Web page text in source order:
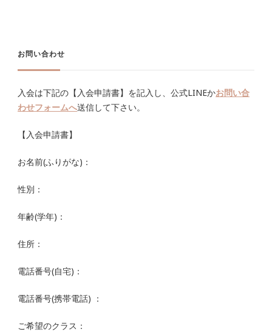
お問い合わせ
入会は下記の【入会申請書】を記入し、公式LINEかお問い合
わせフォームへ送信して下さい。
【入会申請書】
お名前(ふりがな)：
性別：
年齢(学年)：
住所：
電話番号(自宅)：
電話番号(携帯電話) ：
ご希望のクラス：